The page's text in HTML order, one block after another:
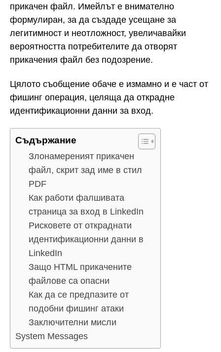
прикачен файл. Имейлът е внимателно
формулиран, за да създаде усещане за
легитимност и неотложност, увеличавайки
вероятността потребителите да отворят
прикачения файл без подозрение.
Цялото съобщение обаче е измамно и е част от
фишинг операция, целяща да открадне
идентификационни данни за вход.
Съдържание
Злонамереният прикачен
файл, скрит зад име в стил
PDF
Как работи фалшивата
страница за вход в LinkedIn
Рисковете от откраднати
идентификационни данни в
LinkedIn
Защо HTML прикачените
файлове са опасни
Как да се предпазите от
подобни фишинг атаки
Заключителни мисли
System Messages